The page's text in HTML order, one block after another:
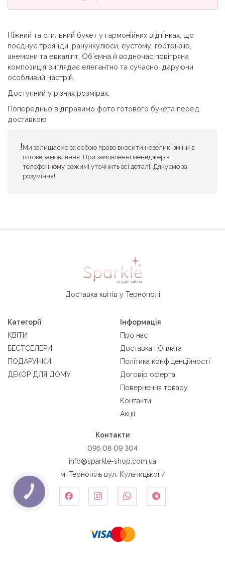
Ніжний та стильний букет у гармонійних відтінках, що
поєднує троянди, ранункулюси, еустому, гортензію,
анемони та евкаліпт. Об’ємна й водночас повітряна
композиція виглядає елегантно та сучасно, даруючи
особливий настрій.
Доступний у різних розмірах.
Попередньо відправимо фото готового букета перед
доставкою
Ми залишаємо за собою право вносити невеликі зміни в
готове замовлення. При замовленні менеджер в
телефонному режимі уточнить всі деталі. Дякуємо за
розуміння!
Доставка квітів у Тернополі
Категорії
КВІТИ
БЕСТСЕЛЕРИ
ПОДАРУНКИ
ДЕКОР ДЛЯ ДОМУ
Інформація
Про нас
Доставка і Оплата
Політика конфіденційності
Договір оферта
Повернення товару
Контакти
Акції
Контакти
096 08 09 304
info@sparkle-shop.com.ua
м. Тернопіль вул. Кульчицької 7
КНОПКА
ЗВ'ЯЗКУ